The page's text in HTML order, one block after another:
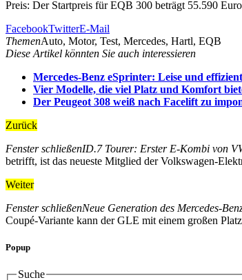
Preis: Der Startpreis für EQB 300 beträgt 55.590
FacebookTwitterE-Mail
ThemenAuto, Motor, Test, Mercedes, Hartl, EQB
Diese Artikel könnten Sie auch interessieren
Mercedes-Benz eSprinter: Leise und
Vier Modelle, die viel Platz und Komfort
Der Peugeot 308 weiß nach Facelift zu
Zurück
Fenster schließenID.7 Tourer: Erster E-Kombi von
betrifft, ist das neueste Mitglied der Volkswagen-
Weiter
Fenster schließenNeue Generation des Mercedes-
Coupé-Variante kann der GLE mit einem großen
Popup
Suche